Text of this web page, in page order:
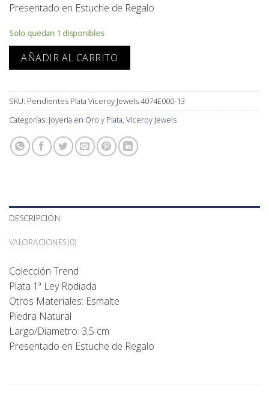
Presentado en Estuche de Regalo
Solo quedan 1 disponibles
AÑADIR AL CARRITO
SKU: Pendientes Plata Viceroy Jewels 4074E000-13
Categorías: Joyería en Oro y Plata, Viceroy Jewels
DESCRIPCIÓN
VALORACIONES (0)
Colección Trend
Plata 1ª Ley Rodiada
Otros Materiales: Esmalte
Piedra Natural
Largo/Diametro: 3,5 cm
Presentado en Estuche de Regalo